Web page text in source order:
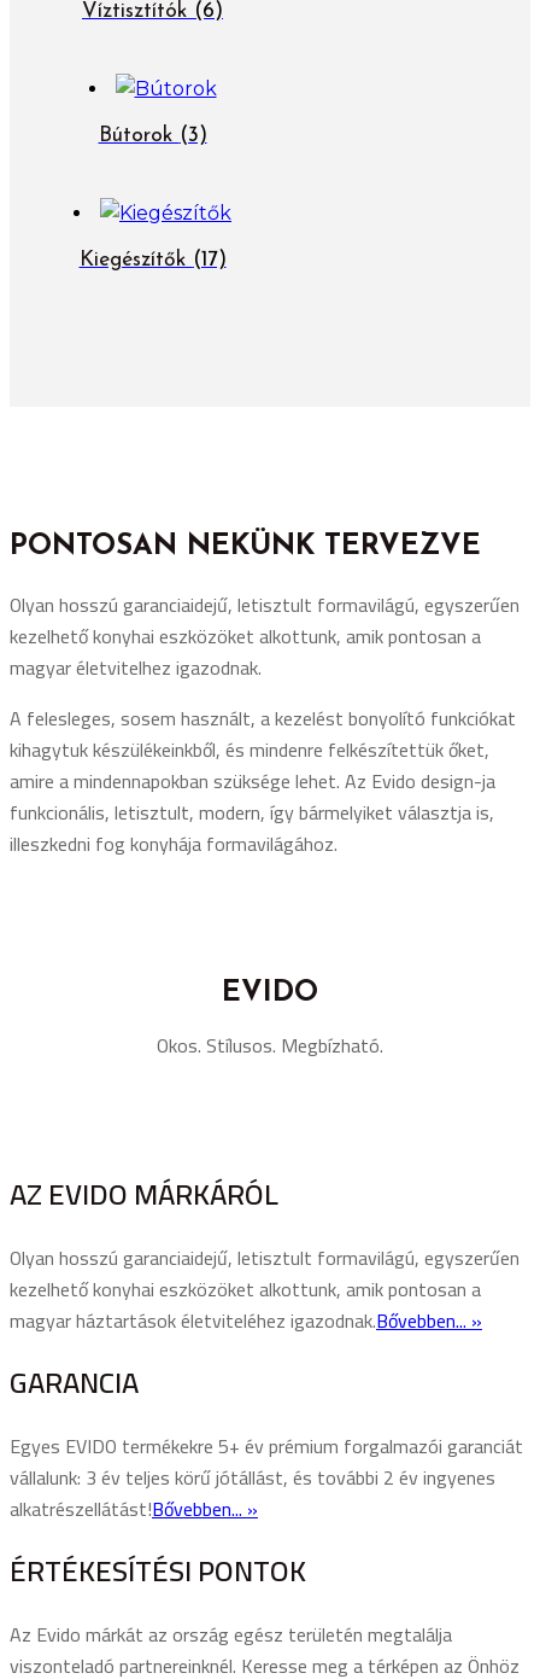
Víztisztítók (6)
Bútorok (3)
Kiegészítők (17)
PONTOSAN NEKÜNK TERVEZVE
Olyan hosszú garanciaidejű, letisztult formavilágú, egyszerűen
kezelhető konyhai eszközöket alkottunk, amik pontosan a
magyar életvitelhez igazodnak.
A felesleges, sosem használt, a kezelést bonyolító funkciókat
kihagytuk készülékeinkből, és mindenre felkészítettük őket,
amire a mindennapokban szüksége lehet. Az Evido design-ja
funkcionális, letisztult, modern, így bármelyiket választja is,
illeszkedni fog konyhája formavilágához.
EVIDO
Okos. Stílusos. Megbízható.
AZ EVIDO MÁRKÁRÓL
Olyan hosszú garanciaidejű, letisztult formavilágú, egyszerűen
kezelhető konyhai eszközöket alkottunk, amik pontosan a
magyar háztartások életviteléhez igazodnak.Bővebben... »
GARANCIA
Egyes EVIDO termékekre 5+ év prémium forgalmazói garanciát
vállalunk: 3 év teljes körű jótállást, és további 2 év ingyenes
alkatrészellátást!Bővebben... »
ÉRTÉKESÍTÉSI PONTOK
Az Evido márkát az ország egész területén megtalálja
viszonteladó partnereinknél. Keresse meg a térképen az Önhöz